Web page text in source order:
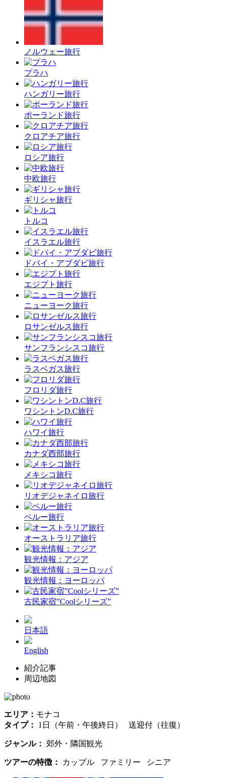
ノルウェー旅行
プラハ
ハンガリー旅行
ポーランド旅行
クロアチア旅行
ロシア旅行
中欧旅行
ギリシャ旅行
トルコ
イスラエル旅行
ドバイ・アブダビ旅行
エジプト旅行
ニューヨーク旅行
ロサンゼルス旅行
サンフランシスコ旅行
ラスベガス旅行
フロリダ旅行
ワシントンD.C旅行
ハワイ旅行
カナダ西部旅行
メキシコ旅行
リオデジャネイロ旅行
ペルー旅行
オーストラリア旅行
観光情報：アジア
観光情報：ヨーロッパ
古民家宿”Coolシリーズ”
日本語
English
紹介記事
周辺地図
エリア： モナコ
タイプ：
1日（午前・午後終日） 送迎付（往復）
ジャンル： 郊外・隣国観光
ツアーの特徴： カップル ファミリー シニア